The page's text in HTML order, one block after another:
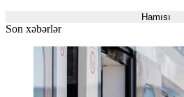
Hamısı
Son xəbərlər